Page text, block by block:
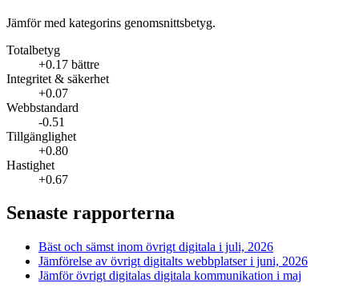
Jämför med kategorins genomsnittsbetyg.
Totalbetyg
+0.17 bättre
Integritet & säkerhet
+0.07
Webbstandard
-0.51
Tillgänglighet
+0.80
Hastighet
+0.67
Senaste rapporterna
Bäst och sämst inom övrigt digitala i juli, 2026
Jämförelse av övrigt digitalts webbplatser i juni, 2026
Jämför övrigt digitalas digitala kommunikation i maj